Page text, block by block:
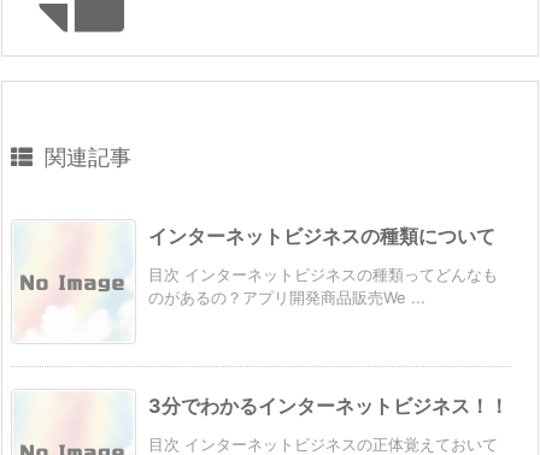
関連記事
インターネットビジネスの種類について
目次 インターネットビジネスの種類ってどんなも
のがあるの？アプリ開発商品販売We ...
3分でわかるインターネットビジネス！！
目次 インターネットビジネスの正体覚えておいて